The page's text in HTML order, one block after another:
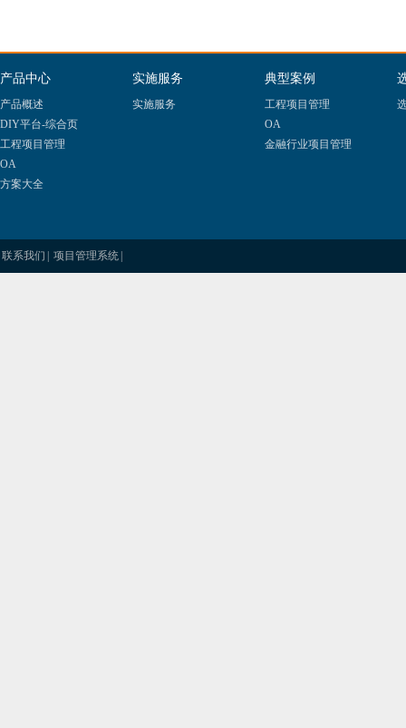
产品中心
产品概述
DIY平台-综合页
工程项目管理
OA
方案大全
实施服务
实施服务
典型案例
工程项目管理
OA
金融行业项目管理
联系我们 项目管理系统